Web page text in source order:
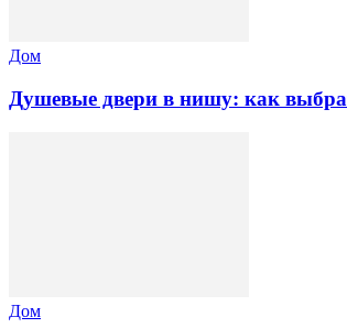
Дом
Душевые двери в нишу: как
Дом